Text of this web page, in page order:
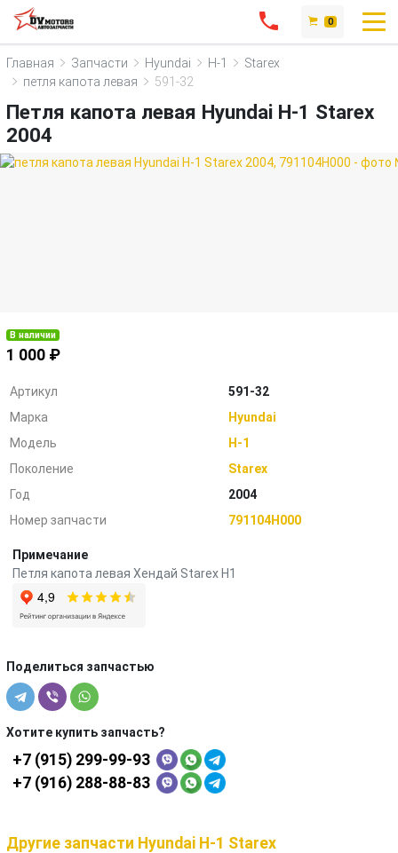
0
Главная Запчасти Hyundai H-1
Starex
петля капота левая
591-32
Петля капота левая Hyundai H-1 Starex
2004
В наличии
1 000 ₽
Артикул
591-32
Марка
Hyundai
Модель
H-1
Поколение
Starex
Год
2004
Номер запчасти
791104H000
Примечание
Петля капота левая Хендай Starex H1
Поделиться запчастью
Хотите купить запчасть?
+7 (915) 299-99-93
+7 (916) 288-88-83
Другие запчасти Hyundai H-1 Starex